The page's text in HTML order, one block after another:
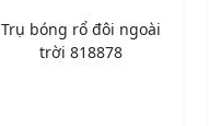
Trụ bóng rổ đôi ngoài
trời 818878